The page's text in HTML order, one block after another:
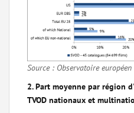
Source : Observatoire
2. Part moyenne par région
TVOD nationaux et